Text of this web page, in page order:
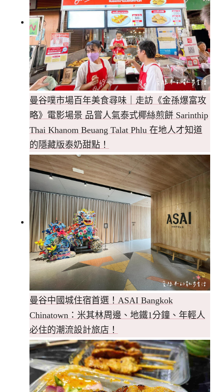
曼谷噗市場百年美食尋味｜走訪《金孫爆富攻
略》電影場景 品嘗人氣泰式椰絲煎餅 Sarinthip
Thai Khanom Beuang Talat Phlu 在地人才知道
的隱藏版泰奶甜點！
曼谷中國城住宿首選！ASAI Bangkok
Chinatown：米其林周邊、地鐵1分鐘、年輕人
必住的潮流設計旅店！